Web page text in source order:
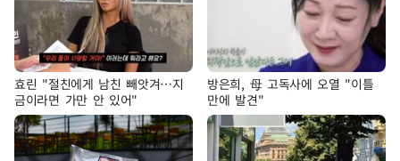
효린 "절친에게 남친 빼앗겨…지
금이라면 가만 안 있어"
방은희, 母 고독사에 오열 "이틀
만에 발견"